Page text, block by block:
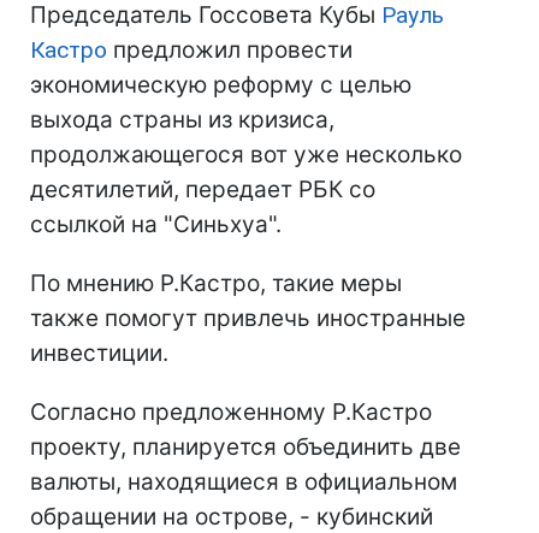
Председатель Госсовета Кубы Рауль
Кастро предложил провести
экономическую реформу с целью
выхода страны из кризиса,
продолжающегося вот уже несколько
десятилетий, передает РБК со
ссылкой на "Синьхуа".
По мнению Р.Кастро, такие меры
также помогут привлечь иностранные
инвестиции.
Согласно предложенному Р.Кастро
проекту, планируется объединить две
валюты, находящиеся в официальном
обращении на острове, - кубинский